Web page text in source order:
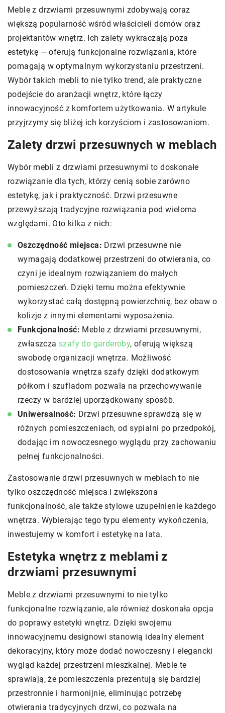
Meble z drzwiami przesuwnymi zdobywają coraz
większą popularność wśród właścicieli domów oraz
projektantów wnętrz. Ich zalety wykraczają poza
estetykę — oferują funkcjonalne rozwiązania, które
pomagają w optymalnym wykorzystaniu przestrzeni.
Wybór takich mebli to nie tylko trend, ale praktyczne
podejście do aranżacji wnętrz, które łączy
innowacyjność z komfortem użytkowania. W artykule
przyjrzymy się bliżej ich korzyściom i zastosowaniom.
Zalety drzwi przesuwnych w meblach
Wybór mebli z drzwiami przesuwnymi to doskonałe
rozwiązanie dla tych, którzy cenią sobie zarówno
estetykę, jak i praktyczność. Drzwi przesuwne
przewyższają tradycyjne rozwiązania pod wieloma
względami. Oto kilka z nich:
Oszczędność miejsca: Drzwi przesuwne nie
wymagają dodatkowej przestrzeni do otwierania, co
czyni je idealnym rozwiązaniem do małych
pomieszczeń. Dzięki temu można efektywnie
wykorzystać całą dostępną powierzchnię, bez obaw o
kolizje z innymi elementami wyposażenia.
Funkcjonalność: Meble z drzwiami przesuwnymi,
zwłaszcza szafy do garderoby, oferują większą
swobodę organizacji wnętrza. Możliwość
dostosowania wnętrza szafy dzięki dodatkowym
półkom i szufladom pozwala na przechowywanie
rzeczy w bardziej uporządkowany sposób.
Uniwersalność: Drzwi przesuwne sprawdzą się w
różnych pomieszczeniach, od sypialni po przedpokój,
dodając im nowoczesnego wyglądu przy zachowaniu
pełnej funkcjonalności.
Zastosowanie drzwi przesuwnych w meblach to nie
tylko oszczędność miejsca i zwiększona
funkcjonalność, ale także stylowe uzupełnienie każdego
wnętrza. Wybierając tego typu elementy wykończenia,
inwestujemy w komfort i estetykę na lata.
Estetyka wnętrz z meblami z
drzwiami przesuwnymi
Meble z drzwiami przesuwnymi to nie tylko
funkcjonalne rozwiązanie, ale również doskonała opcja
do poprawy estetyki wnętrz. Dzięki swojemu
innowacyjnemu designowi stanowią idealny element
dekoracyjny, który może dodać nowoczesny i elegancki
wygląd każdej przestrzeni mieszkalnej. Meble te
sprawiają, że pomieszczenia prezentują się bardziej
przestronnie i harmonijnie, eliminując potrzebę
otwierania tradycyjnych drzwi, co pozwala na